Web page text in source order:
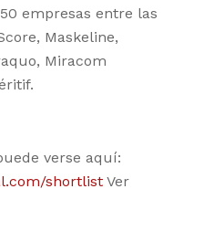
empresas entre las
Maskeline,
Miracom
verse aquí:
shortlistVer